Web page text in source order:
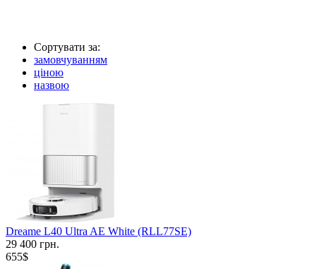
Сортувати за:
замовчуванням
ціною
назвою
Dreame L40 Ultra AE White (RLL77SE)
29 400 грн.
655$